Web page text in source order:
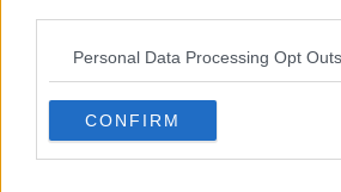
Personal Data Processing Opt Outs
CONFIRM
Festa del Barbarossa, tutto
Rinviato per maltempo il